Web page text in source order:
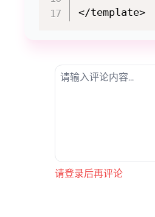
</template>
请登录后再评论